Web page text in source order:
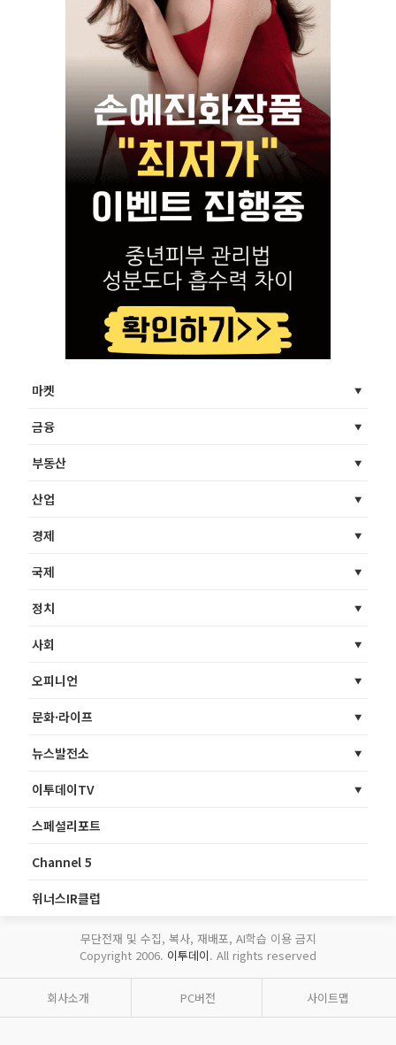
마켓
금융
부동산
산업
경제
국제
정치
사회
오피니언
문화·라이프
뉴스발전소
이투데이TV
스페셜리포트
Channel 5
위너스IR클럽
무단전재 및 수집, 복사, 재배포, AI학습 이용 금지
Copyright 2006. 이투데이. All rights reserved
회사소개 PC버전 사이트맵